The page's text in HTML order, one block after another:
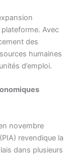
Avec
des
humaines
d’emploi.
novembre
revendique la
dans plusieurs